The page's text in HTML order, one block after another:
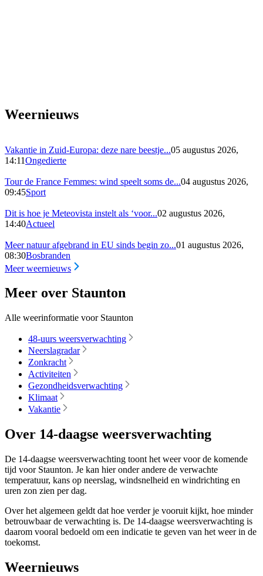
Weernieuws
Vakantie in Zuid-Europa: deze nare beestje...05 augustus 2026,
14:11Ongedierte
Tour de France Femmes: wind speelt soms de...04 augustus 2026,
09:45Sport
Dit is hoe je Meteovista instelt als ‘voor...02 augustus 2026,
14:40Actueel
Meer natuur afgebrand in EU sinds begin zo...01 augustus 2026,
08:30Bosbranden
Meer weernieuws
Meer over Staunton
Alle weerinformatie voor Staunton
48-uurs weersverwachting
Neerslagradar
Zonkracht
Activiteiten
Gezondheidsverwachting
Klimaat
Vakantie
Over 14-daagse weersverwachting
De 14-daagse weersverwachting toont het weer voor de komende
tijd voor Staunton. Je kan hier onder andere de verwachte
temperatuur, kans op neerslag, windsnelheid en windrichting en
uren zon zien per dag.
Over het algemeen geldt dat hoe verder je vooruit kijkt, hoe minder
betrouwbaar de verwachting is. De 14-daagse weersverwachting is
daarom vooral bedoeld om een indicatie te geven van het weer in de
toekomst.
Weernieuws